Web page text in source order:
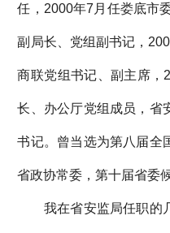
任，2000年7月任娄底市
副局长、党组副书记，
商联党组书记、副主席，
长、办公厅党组成员，省
书记。曾当选为第八届全
省政协常委，第十届省委
我在省安监局任职的几